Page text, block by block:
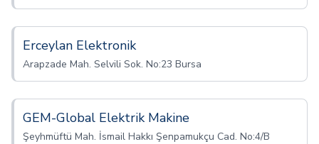
Erceylan Elektronik
Arapzade Mah. Selvili Sok. No:23 Bursa
GEM-Global Elektrik Makine
Şeyhmüftü Mah. İsmail Hakkı Şenpamukçu Cad. No:4/B